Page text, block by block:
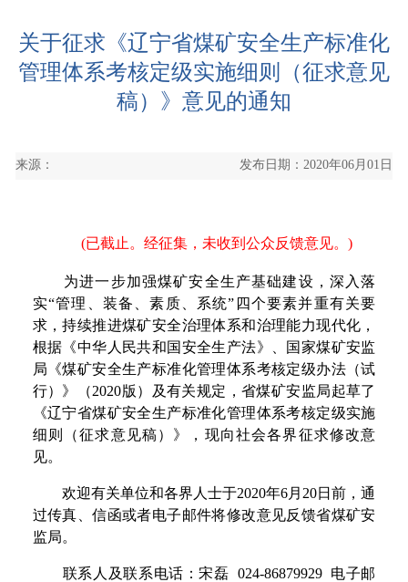
关于征求《辽宁省煤矿安全生产标准化
管理体系考核定级实施细则（征求意见
稿）》意见的通知
来源： 发布日期：2020年06月01日
(已截止。经征集，未收到公众反馈意见。)
为进一步加强煤矿安全生产基础建设，深入落
实“管理、装备、素质、系统”四个要素并重有关要
求，持续推进煤矿安全治理体系和治理能力现代化，
根据《中华人民共和国安全生产法》、国家煤矿安监
局《煤矿安全生产标准化管理体系考核定级办法（试
行）》（2020版）及有关规定，省煤矿安监局起草了
《辽宁省煤矿安全生产标准化管理体系考核定级实施
细则（征求意见稿）》，现向社会各界征求修改意
见。
欢迎有关单位和各界人士于2020年6月20日前，通
过传真、信函或者电子邮件将修改意见反馈省煤矿安
监局。
联系人及联系电话：宋磊 024-86879929 电子邮